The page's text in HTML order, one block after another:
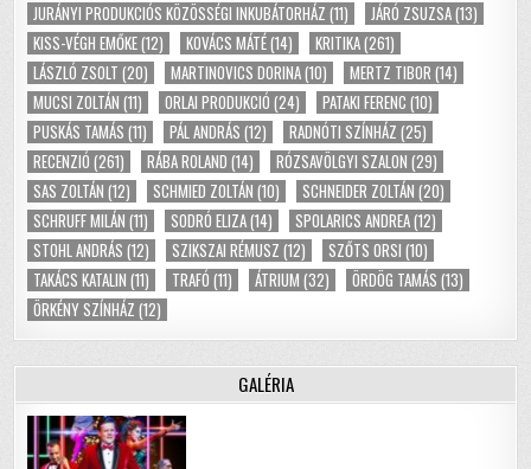
JURÁNYI PRODUKCIÓS KÖZÖSSÉGI INKUBÁTORHÁZ (11) JÁRÓ ZSUZSA(13)
KISS-VÉGH EMŐKE(12) KOVÁCS MÁTÉ(14) KRITIKA(261)
LÁSZLÓ ZSOLT (20) MARTINOVICS DORINA(10) MERTZ TIBOR (14)
MUCSI ZOLTÁN (11) ORLAI PRODUKCIÓ (24) PATAKI FERENC (10)
PUSKÁS TAMÁS (11) PÁL ANDRÁS (12) RADNÓTI SZÍNHÁZ (25)
RECENZIÓ (261) RÁBA ROLAND (14) RÓZSAVÖLGYI SZALON (29)
SAS ZOLTÁN (12) SCHMIED ZOLTÁN (10) SCHNEIDER ZOLTÁN (20)
SCHRUFF MILÁN (11) SODRÓ ELIZA(14) SPOLARICS ANDREA(12)
STOHL ANDRÁS (12) SZIKSZAI RÉMUSZ (12) SZŐTS ORSI (10)
TAKÁCS KATALIN (11) TRAFÓ (11) ÁTRIUM (32) ÖRDÖG TAMÁS (13)
ÖRKÉNY SZÍNHÁZ (12)
GALÉRIA